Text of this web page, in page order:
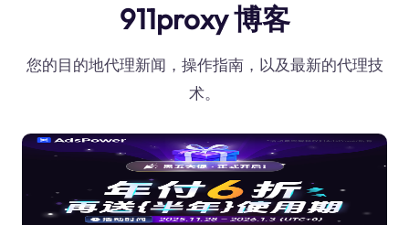
911proxy 博客
您的目的地代理新闻，操作指南，以及最新的代理技
术。